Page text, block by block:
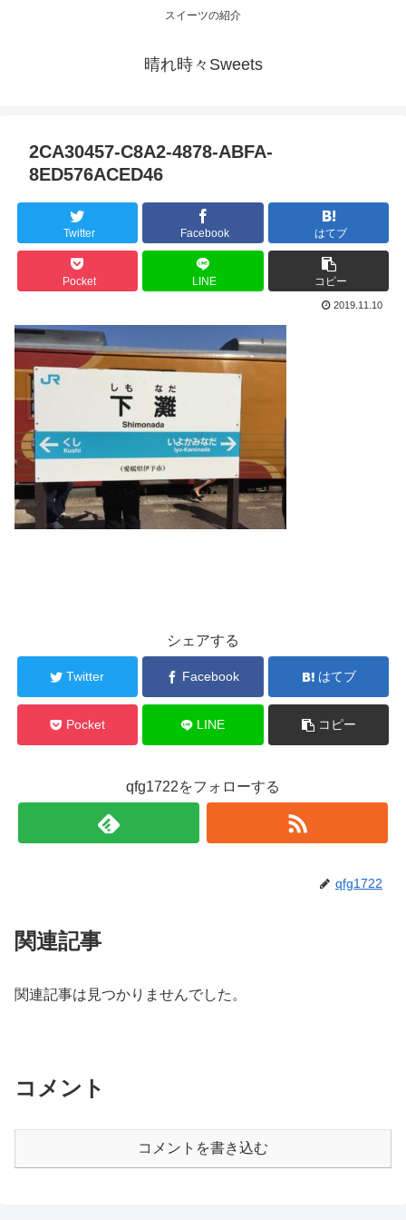
スイーツの紹介
晴れ時々Sweets
2CA30457-C8A2-4878-ABFA-
8ED576ACED46
Twitter Facebook はてブ
Pocket LINE コピー
2019.11.10
シェアする
Twitter Facebook はてブ
Pocket LINE コピー
qfg1722をフォローする
qfg1722
関連記事
関連記事は見つかりませんでした。
コメント
コメントを書き込む